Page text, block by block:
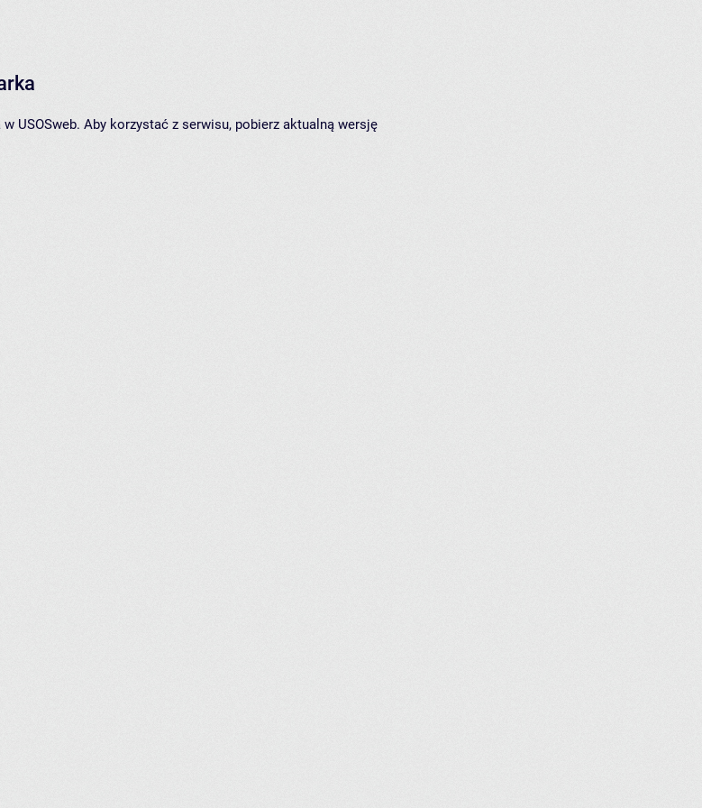
USOSweb. Aby korzystać z serwisu, pobierz aktualną wersję